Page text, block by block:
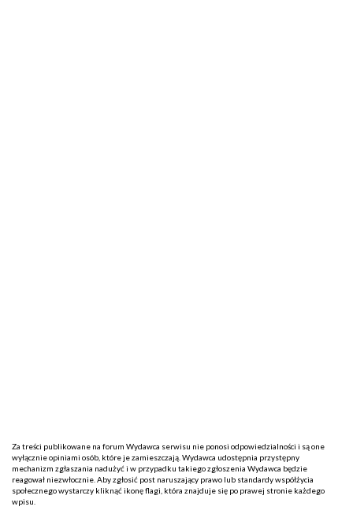
Za treści publikowane na forum Wydawca serwisu nie ponosi odpowiedzialności i są one
wyłącznie opiniami osób, które je zamieszczają. Wydawca udostępnia przystępny
mechanizm zgłaszania nadużyć i w przypadku takiego zgłoszenia Wydawca będzie
reagował niezwłocznie. Aby zgłosić post naruszający prawo lub standardy współżycia
społecznego wystarczy kliknąć ikonę flagi, która znajduje się po prawej stronie każdego
wpisu.